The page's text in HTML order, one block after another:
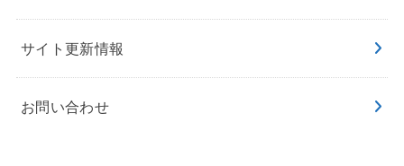
サイト更新情報
お問い合わせ